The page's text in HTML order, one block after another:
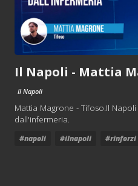
Il Napoli - Mattia
Il Napoli
Mattia Magrone - Tifoso.Il
dall'infermeria.
#napoli #ilnapoli #rinforzi